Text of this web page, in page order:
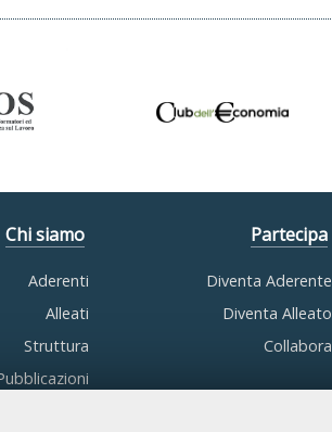
Chi siamo
Aderenti
Alleati
Struttura
Partecipa
Diventa Aderente
Diventa Alleato
Collabora